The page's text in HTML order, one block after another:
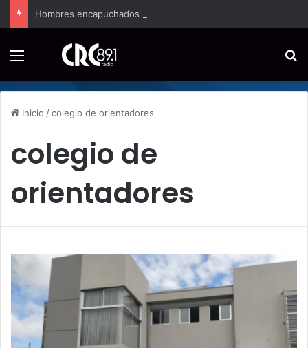
Inicio /colegio de orientadores
colegio de
orientadores